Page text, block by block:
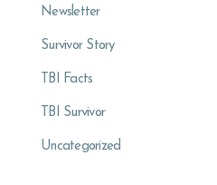
Newsletter
Survivor Story
TBI Facts
TBI Survivor
Uncategorized